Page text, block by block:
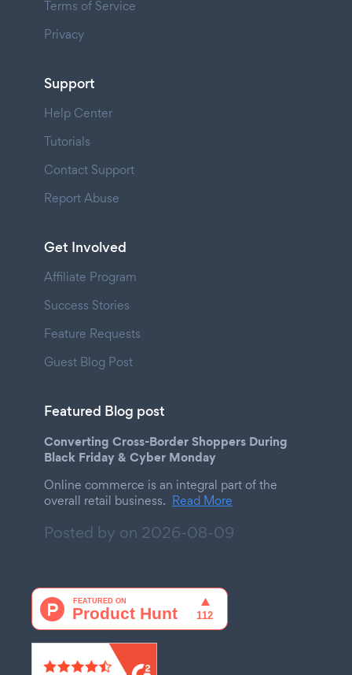
Terms of Service
Privacy
Support
Help Center
Tutorials
Contact Support
Report Abuse
Get Involved
Affiliate Program
Success Stories
Feature Requests
Guest Blog Post
Featured Blog post
Converting Cross-Border Shoppers During
Black Friday & Cyber Monday
Online commerce is an integral part of the
overall retail business. Read More
Posted by on 2026-08-09